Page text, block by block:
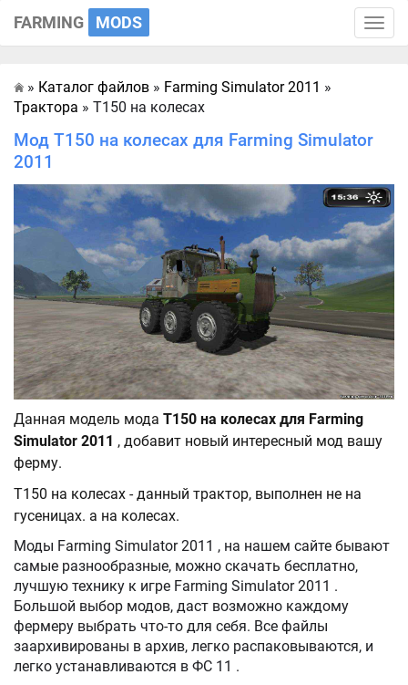
Toggle
FARMING MODS
Главная
» Каталог файлов » Farming Simulator 2011 »
Трактора » T150 на колесах
Мод T150 на колесах для Farming Simulator
2011
Данная модель мода T150 на колесах для Farming
Simulator 2011 , добавит новый интересный мод вашу
ферму.
T150 на колесах - данный трактор, выполнен не на
гусеницах. а на колесах.
Моды Farming Simulator 2011 , на нашем сайте бывают
самые разнообразные, можно скачать бесплатно,
лучшую технику к игре Farming Simulator 2011 .
Большой выбор модов, даст возможно каждому
фермеру выбрать что-то для себя. Все файлы
заархивированы в архив, легко распаковываются, и
легко устанавливаются в ФС 11 .